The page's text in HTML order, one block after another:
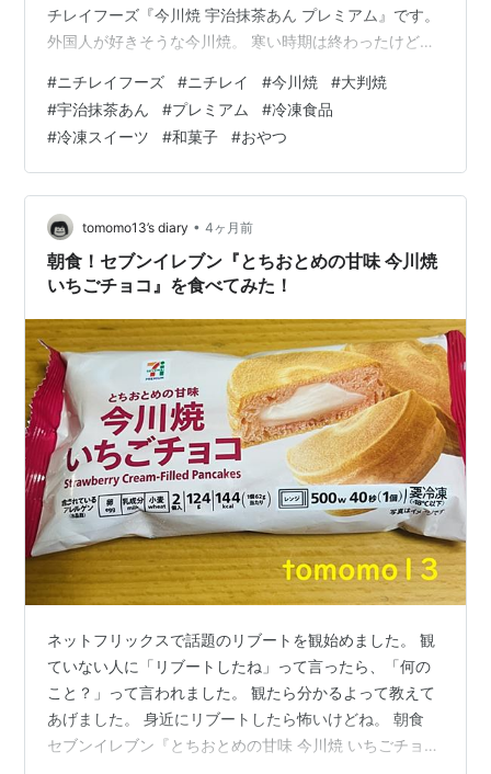
チレイフーズ『今川焼 宇治抹茶あん プレミアム』です。
外国人が好きそうな今川焼。 寒い時期は終わったけど、
で嬉しいですよね。 リンク 『今川焼 宇治抹茶あん プレ
ミアム』は沖縄県産黒糖の【黒糖蜜】を加えた生地と中
のあんの両方に宇治抹茶を練り込んだ贅沢な今川焼で
す。 税込み322円。 裏面。 製造者はニチレイフーズ。
原材料は皮、抹茶あん。 着色料にはビタミン、ミネラ
ル、タンパク質など…
#ニチレイフーズ #ニチレイ #今川焼 #大判焼
#宇治抹茶あん #プレミアム #冷凍食品
#冷凍スイーツ #和菓子 #おやつ
tomomo13’s diary • 4ヶ月前
朝食！セブンイレブン『とちおとめの甘味 今川焼
いちごチョコ』を食べてみた！
ネットフリックスで話題のリブートを観始めました。 観
ていない人に「リブートしたね」って言ったら、「何の
こと？」って言われました。 観たら分かるよって教えて
あげました。 身近にリブートしたら怖いけどね。 朝食
セブンイレブン『とちおとめの甘味 今川焼 いちごチョ